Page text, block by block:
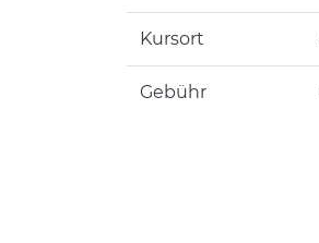
Kursort
Gebühr